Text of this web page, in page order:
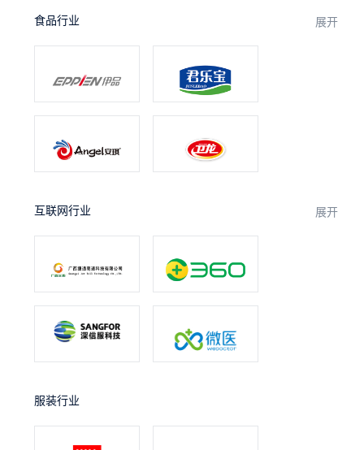
食品行业 展开
互联网行业 展开
服装行业